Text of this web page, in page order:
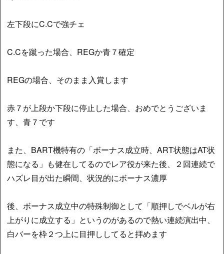
左下段にC.Cで強チェ
C.Cを蹴った場合、REGか青７確定
REGの場合、そのまま入賞します
赤７が上段か下段に停止した場合、おめでとうございま
す、青７です
また、BART機特有の「ボーナス成立時、ART状態はAT状
態になる」も健在してるのでレア役が来た後、２回連続で
ハズレ目が出た瞬間、状況的にボーナス濃厚
後、ボーナス成立中の特殊制御として「順押しでベルが右
上がりに成立する」というのがあるので熱い連続演出中、
白バーを枠２つ上に目押ししてると拝めます